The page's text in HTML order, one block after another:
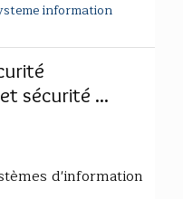
information
sécurité ...
d'information